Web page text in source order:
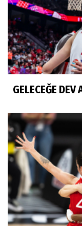
GELECEĞE DEV